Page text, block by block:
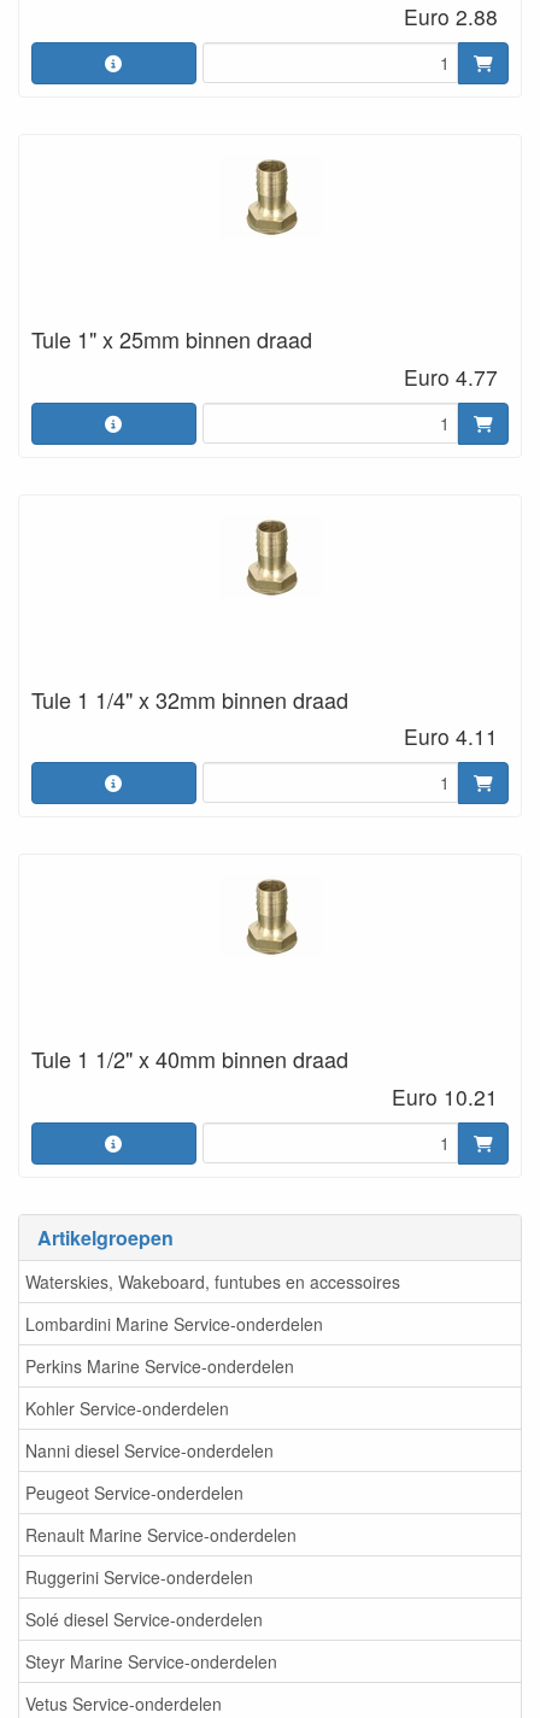
Artikelgroepen
Waterskies, Wakeboard, funtubes en accessoires
Lombardini Marine Service-onderdelen
Perkins Marine Service-onderdelen
Kohler Service-onderdelen
Nanni diesel Service-onderdelen
Peugeot Service-onderdelen
Renault Marine Service-onderdelen
Ruggerini Service-onderdelen
Solé diesel Service-onderdelen
Steyr Marine Service-onderdelen
Vetus Service-onderdelen
Euro 2.88
Tule 1" x 25mm binnen draad
Euro 4.77
Tule 1 1/4" x 32mm binnen draad
Euro 4.11
Tule 1 1/2" x 40mm binnen draad
Euro 10.21